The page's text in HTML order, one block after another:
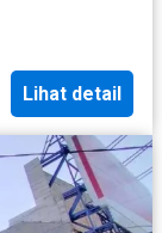
Lihat detail